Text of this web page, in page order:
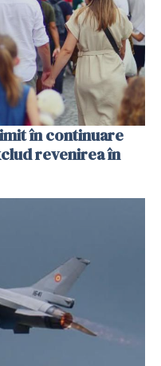
în continuare
revenirea în